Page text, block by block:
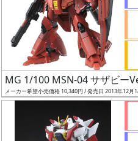
グ
レ
ー
MG 1/100 MSN-04 サザビー
メーカー希望小売価格 10,340円 / 発売日 2013年12月